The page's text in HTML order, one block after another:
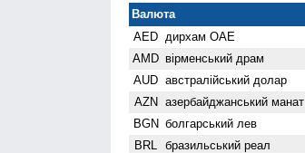
Валюта
AED дирхам ОАЕ
AMD вiрменський драм
AUD австралійський долар
AZN азербайджанський манат
BGN болгарський лев
BRL бразильський реал